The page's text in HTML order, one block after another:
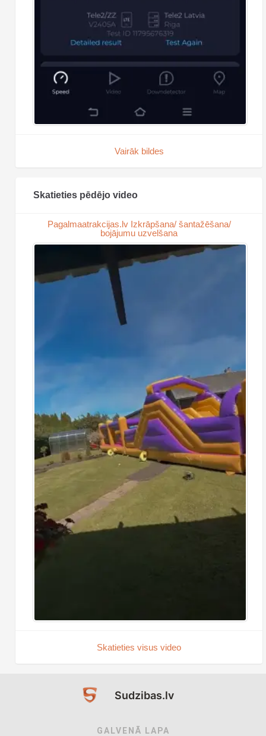
Vairāk bildes
Skatieties pēdējo video
Pagalmaatrakcijas.lv Izkrāpšana/ šantažēšana/
bojājumu uzvelšana
Skatieties visus video
Sudzibas.lv
GALVENĀ LAPA